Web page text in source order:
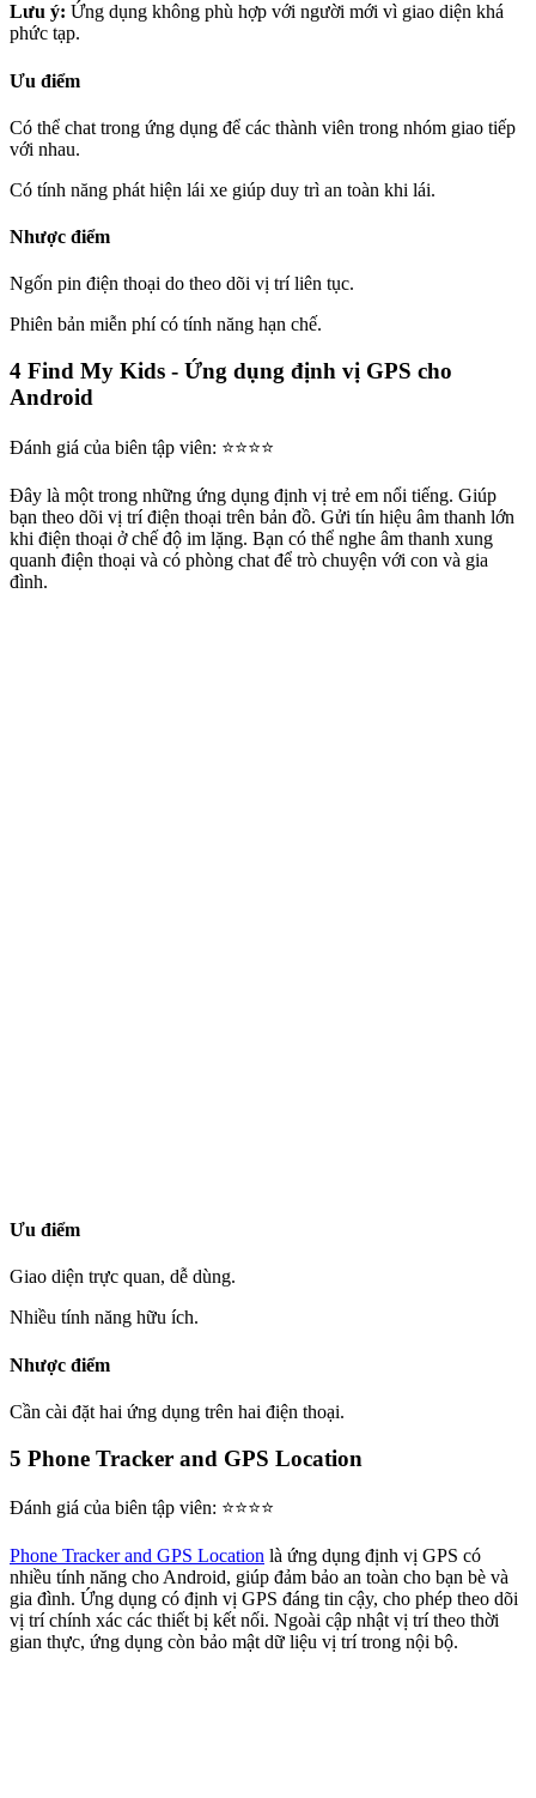
Lưu ý: Ứng dụng không phù hợp với người mới vì giao diện khá
phức tạp.
Ưu điểm
Có thể chat trong ứng dụng để các thành viên trong nhóm giao tiếp
với nhau.
Có tính năng phát hiện lái xe giúp duy trì an toàn khi lái.
Nhược điểm
Ngốn pin điện thoại do theo dõi vị trí liên tục.
Phiên bản miễn phí có tính năng hạn chế.
4 Find My Kids - Ứng dụng định vị GPS cho
Android
Đánh giá của biên tập viên: ⭐⭐⭐⭐
Đây là một trong những ứng dụng định vị trẻ em nổi tiếng. Giúp
bạn theo dõi vị trí điện thoại trên bản đồ. Gửi tín hiệu âm thanh lớn
khi điện thoại ở chế độ im lặng. Bạn có thể nghe âm thanh xung
quanh điện thoại và có phòng chat để trò chuyện với con và gia
đình.
Ưu điểm
Giao diện trực quan, dễ dùng.
Nhiều tính năng hữu ích.
Nhược điểm
Cần cài đặt hai ứng dụng trên hai điện thoại.
5 Phone Tracker and GPS Location
Đánh giá của biên tập viên: ⭐⭐⭐⭐
Phone Tracker and GPS Location là ứng dụng định vị GPS có
nhiều tính năng cho Android, giúp đảm bảo an toàn cho bạn bè và
gia đình. Ứng dụng có định vị GPS đáng tin cậy, cho phép theo dõi
vị trí chính xác các thiết bị kết nối. Ngoài cập nhật vị trí theo thời
gian thực, ứng dụng còn bảo mật dữ liệu vị trí trong nội bộ.